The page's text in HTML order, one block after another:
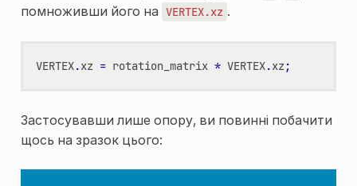
помноживши його на VERTEX.xz .
VERTEX.xz = rotation_matrix * VERTEX.xz;
Застосувавши лише опору, ви повинні побачити
щось на зразок цього: